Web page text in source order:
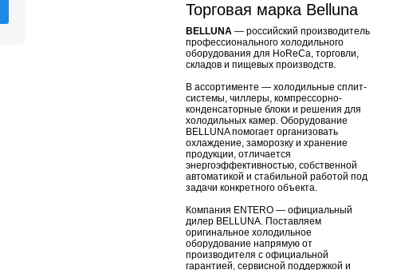
Торговая марка Belluna
BELLUNA — российский производитель
профессионального холодильного
оборудования для HoReCa, торговли,
складов и пищевых производств.
В ассортименте — холодильные сплит-
системы, чиллеры, компрессорно-
конденсаторные блоки и решения для
холодильных камер. Оборудование
BELLUNA помогает организовать
охлаждение, заморозку и хранение
продукции, отличается
энергоэффективностью, собственной
автоматикой и стабильной работой под
задачи конкретного объекта.
Компания ENTERO — официальный
дилер BELLUNA. Поставляем
оригинальное холодильное
оборудование напрямую от
производителя с официальной
гарантией, сервисной поддержкой и